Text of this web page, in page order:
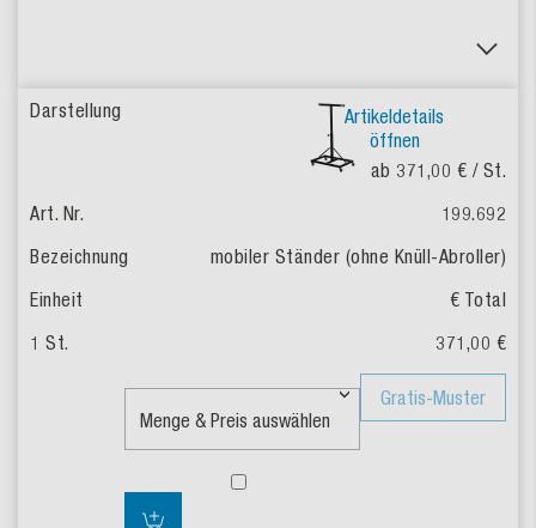
Artikeldetails
öffnen
ab 371,00 € / St.
199.692
mobiler Ständer (ohne Knüll-Abroller)
€ Total
371,00 €
Gratis-Muster